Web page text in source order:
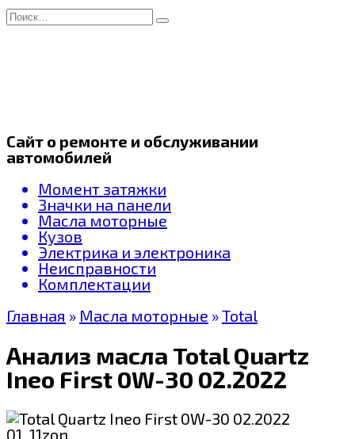
Перейти
к
Search
for:
Сайт о ремонте и обслуживании
автомобилей
Момент затяжки
Значки на панели
Масла моторные
Кузов
Электрика и электроника
Неисправности
Комплектации
Главная » Масла моторные »Total
Анализ масла Total Quartz
Ineo First 0W-30 02.2022